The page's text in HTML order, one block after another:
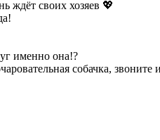
ждёт своих хозяев 💖
именно она!?
собачка, звоните